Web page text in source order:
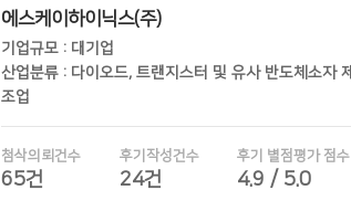
에스케이하이닉스(주)
기업규모 : 대기업
산업분류 : 다이오드, 트랜지스터 및 유사 반도체소자 제
조업
첨삭의뢰건수
65건
후기작성건수
24건
후기 별점평가 점수
4.9 / 5.0